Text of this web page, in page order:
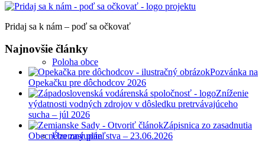
Poloha obce
Územný plán
Pridaj sa k nám – poď sa očkovať
Najnovšie články
Pozvánka na
Opekačku pre dôchodcov 2026
Zníženie
výdatnosti vodných zdrojov v dôsledku pretrvávajúceho
sucha – júl 2026
Zápisnica zo zasadnutia
Obecného zastupiteľstva – 23.06.2026